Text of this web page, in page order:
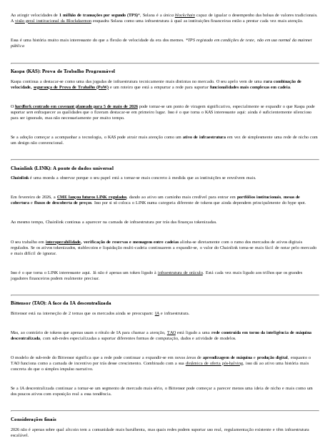
Ao atingir velocidades de 1 milhão de transações por segundo (TPS)*, Solana é a única blockchaincapaz de igualar o desempenho das bolsas de valores tradicionais.
A visão geral institucional da Blockdaemonenquadra Solana como uma infraestrutura à qual as instituições financeiras estão a prestar cada vez mais atenção.
Essa é uma história muito mais interessante do que a flexão de velocidade da era dos memes. *TPS registado em condições de teste, não em uso normal da mainnet
pública
Kaspa (KAS): Prova de Trabalho Programável
Kaspa continua a destacar-se como uma das jogadas de infraestrutura tecnicamente mais distintas no mercado. O seu apelo vem de uma rara combinação de
velocidade, segurança de Prova de Trabalho (PoW)e um roteiro que está a empurrar a rede para suportar funcionalidades mais complexas em cadeia.
O hardfork centrado em covenant planeado para 5 de maio de 2026pode tornar-se um ponto de viragem significativo, especialmente se expandir o que Kaspa pode
suportar semenfraquecer as qualidades que o fizeram destacar-se em primeiro lugar. Isso é o que torna o KAS interessante aqui: ainda é suficientemente silencioso
para ser ignorado, mas não necessariamente por muito tempo.
Se a adoção começar a acompanhar a tecnologia, o KAS pode atrair mais atenção como um ativo de infraestruturaem vez de simplesmente uma rede de nicho com
um design não convencional.
Chainlink (LINK): A ponte de dados universal
Chainlink é uma moeda a observar porque o seu papel está a tornar-se mais concreto à medida que as instituições se envolvem mais.
Em fevereiro de 2026, a CME lançou futuros LINK regulados, dando ao ativo um caminho mais credível para entrar em portfólios institucionais, mesas de
coberturae fluxos de descoberta de preços. Isso por si só coloca o LINK numa categoria diferente de tokens que ainda dependem principalmente do hype spot.
Ao mesmo tempo, Chainlink continua a aparecer na camada de infraestrutura por trás das finanças tokenizadas.
O seu trabalho em interoperabilidade, verificação de reservas e mensagens entre cadeiasalinha-se diretamente com o rumo dos mercados de ativos digitais
regulados. Se os ativos tokenizados, stablecoins e liquidação multi-cadeia continuarem a expandir-se, o valor do Chainlink torna-se mais fácil de notar pelo mercado
e mais difícil de ignorar.
Isso é o que torna o LINK interessante aqui. Já não é apenas um token ligado à infraestrutura de oráculo. Está cada vez mais ligado aos trilhos que os grandes
jogadores financeiros podem realmente precisar.
Bittensor (TAO): A face da IA descentralizada
Bittensor está na interseção de 2 temas que os mercados ainda se preocupam: IAe infraestrutura.
Mas, ao contrário de tokens que apenas usam o rótulo de IA para chamar a atenção, TAOestá ligado a uma rede construída em torno da inteligência de máquina
descentralizada, com sub-redes especializadas a suportar diferentes formas de computação, dados e atividade de modelos.
O modelo de sub-rede do Bittensor significa que a rede pode continuar a expandir-se em novas áreas de aprendizagem de máquinae produção digital, enquanto o
TAO funciona como a camada de incentivo por trás desse crescimento. Combinado com a sua dinâmica de oferta pós-halving, isso dá ao ativo uma história mais
concreta do que o simples impulso narrativo.
Se a IA descentralizada continuar a tornar-se um segmento de mercado mais sério, o Bittensor pode começar a parecer menos uma ideia de nicho e mais como um
dos poucos ativos com exposição real a essa tendência.
Considerações finais
2026 não é apenas sobre qual altcoin tem a comunidade mais barulhenta, mas quais redes podem suportar uso real, regulamentação existente e têm infraestrutura
escalável.